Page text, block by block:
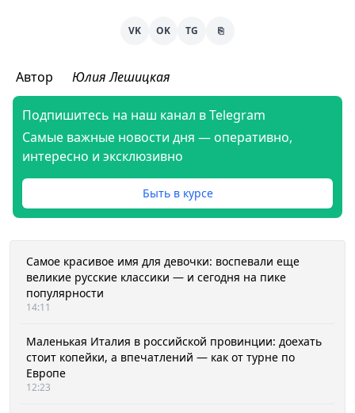
VK OK TG ⎘
Автор Юлия Лешицкая
Подпишитесь на наш канал в Telegram
Самые важные новости дня — оперативно,
интересно и эксклюзивно
Быть в курсе
Самое красивое имя для девочки: воспевали еще
великие русские классики — и сегодня на пике
популярности
14:11
Маленькая Италия в российской провинции: доехать
стоит копейки, а впечатлений — как от турне по
Европе
12:23